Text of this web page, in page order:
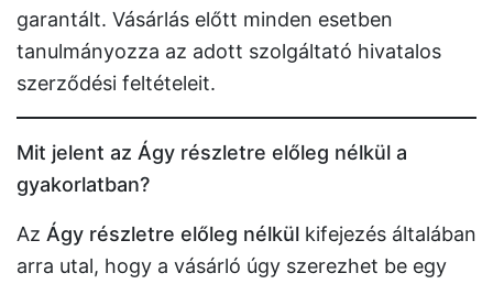
garantált. Vásárlás előtt minden esetben
tanulmányozza az adott szolgáltató hivatalos
szerződési feltételeit.
Mit jelent az Ágy részletre előleg nélkül a
gyakorlatban?
Az Ágy részletre előleg nélkül kifejezés általában
arra utal, hogy a vásárló úgy szerezhet be egy